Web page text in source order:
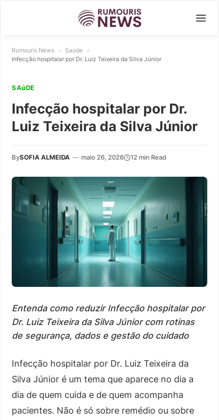
Rumouris News » Saúde »
Infecção hospitalar por Dr. Luiz Teixeira da Silva Júnior
SAúDE
Infecção hospitalar por Dr.
Luiz Teixeira da Silva Júnior
BySOFIA ALMEIDA — maio 26, 2026 12 min Read
Entenda como reduzir Infecção hospitalar por
Dr. Luiz Teixeira da Silva Júnior com rotinas
de segurança, dados e gestão do cuidado
Infecção hospitalar por Dr. Luiz Teixeira da
Silva Júnior é um tema que aparece no dia a
dia de quem cuida e de quem acompanha
pacientes. Não é só sobre remédio ou sobre